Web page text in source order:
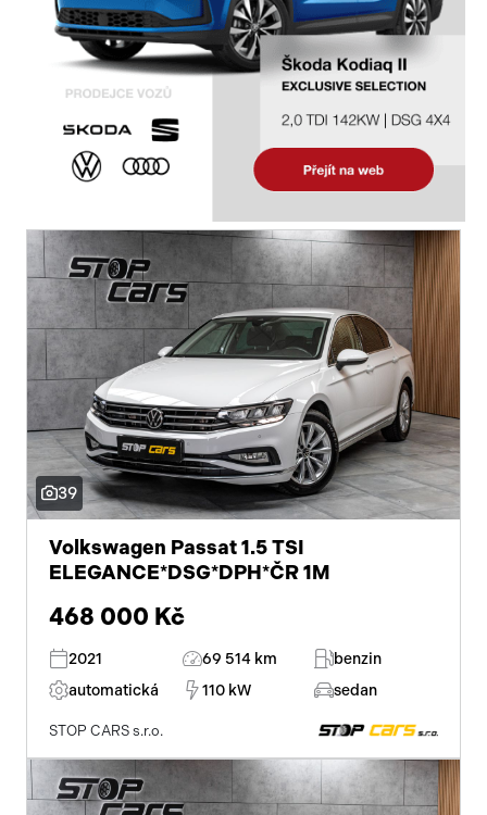
digitální přístrojový štít
autorádio
multifunkční volant
nastavitelný volant
vyhřívaná sedadla
isofix
el. zrcátka
el. sklopná zrcátka
senzor stěračů
el. přední okna
el. víko zavazadlového prostoru
centrál dálkový
dělená zadní sedadla
posilovač řízení
stabilizace podvozku (ESP)
39
Volkswagen Passat 1.5 TSI
ELEGANCE*DSG*DPH*ČR 1M
468 000 Kč
2021 69 514 km
benzin
automatická
110 kW sedan
STOP CARS s.r.o.